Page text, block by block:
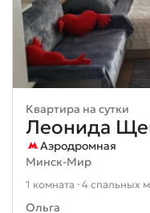
Квартира на сутки
Леонида
Аэродромная
Минск-Мир
1 комната · 4 спальных
Ольга